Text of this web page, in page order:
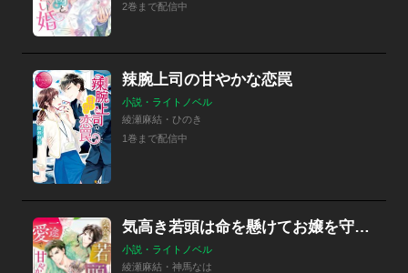
2巻まで配信中
辣腕上司の甘やかな恋罠
小説・ライトノベル
綾瀬麻結・ひのき
1巻まで配信中
気高き若頭は命を懸けてお嬢を守り、一途な愛で甘やかし尽くす
小説・ライトノベル
綾瀬麻結・神馬なは